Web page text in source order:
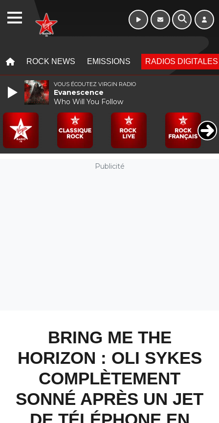
ROCK NEWS EMISSIONS RADIOS DIGITALES
Publicité
BRING ME THE
HORIZON : OLI SYKES
COMPLÈTEMENT
SONNÉ APRÈS UN JET
VOUS ÉCOUTEZ VIRGIN RADIO
Evanescence
Who Will You Follow
WEBRADIO